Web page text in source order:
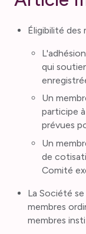
Éligibilité des
qui
Un
participe
prévues
Un
de
Comité
La Société
membres
membres